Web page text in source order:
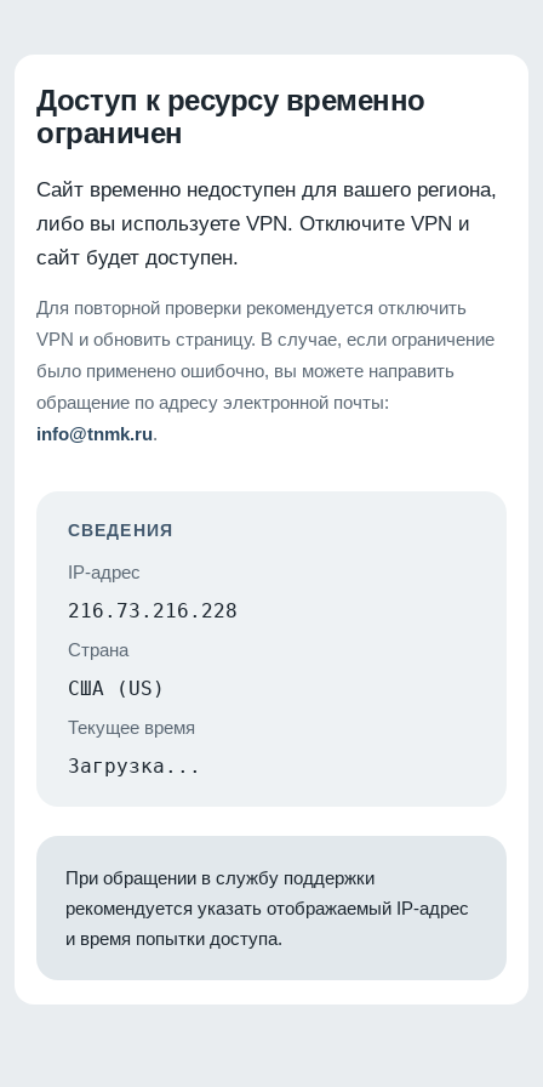
Доступ к ресурсу временно
ограничен
Сайт временно недоступен для вашего региона,
либо вы используете VPN. Отключите VPN и
сайт будет доступен.
Для повторной проверки рекомендуется отключить
VPN и обновить страницу. В случае, если ограничение
было применено ошибочно, вы можете направить
обращение по адресу электронной почты:
info@tnmk.ru.
СВЕДЕНИЯ
IP-адрес
216.73.216.228
Страна
США (US)
Текущее время
Загрузка...
При обращении в службу поддержки
рекомендуется указать отображаемый IP-адрес
и время попытки доступа.